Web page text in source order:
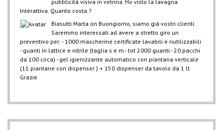
pubblicità visiva in vetrina. Ho visto la lavagna
Interattiva. Quanto costa ?
Biasutti Marta on Buongiorno, siamo già vostri clienti.
Saremmo interessati ad avere a stretto giro un
preventivo per: - 1000 mascherine certificate lavabili e riutilizzabili
- guanti in lattice e nitrile (taglia s e m - tot 2000 guanti - 20 pacchi
da 100 circa) - gel igienizzante automatico con piantana verticale
(11 piantane con dispenser ) + 150 dispenser da tavolo da 1 lt
Grazie